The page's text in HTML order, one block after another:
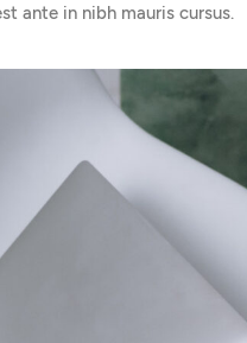
ante in nibh mauris cursus.